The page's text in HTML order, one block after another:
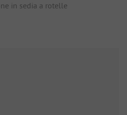
in sedia a rotelle